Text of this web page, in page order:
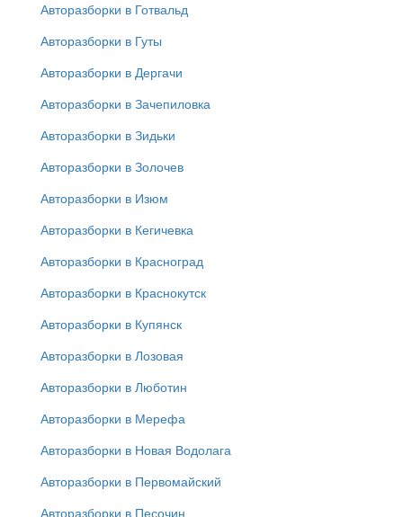
Авторазборки в Готвальд
Авторазборки в Гуты
Авторазборки в Дергачи
Авторазборки в Зачепиловка
Авторазборки в Зидьки
Авторазборки в Золочев
Авторазборки в Изюм
Авторазборки в Кегичевка
Авторазборки в Красноград
Авторазборки в Краснокутск
Авторазборки в Купянск
Авторазборки в Лозовая
Авторазборки в Люботин
Авторазборки в Мерефа
Авторазборки в Новая Водолага
Авторазборки в Первомайский
Авторазборки в Песочин